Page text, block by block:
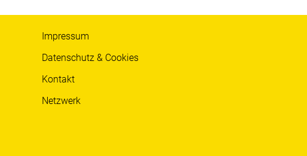
Impressum
Datenschutz & Cookies
Kontakt
Netzwerk